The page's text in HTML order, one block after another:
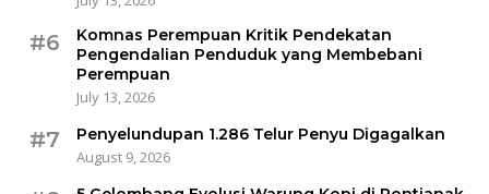
#6
Komnas Perempuan Kritik Pendekatan
Pengendalian Penduduk yang Membebani
Perempuan
July 13, 2026
#7
Penyelundupan 1.286 Telur Penyu Digagalkan
August 9, 2026